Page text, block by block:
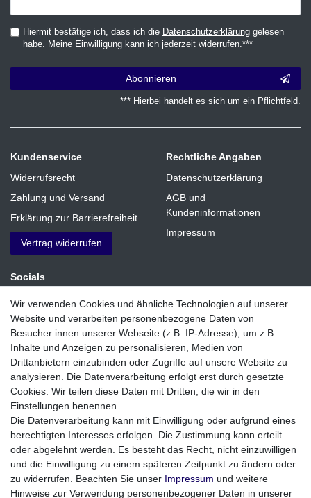
Hiermit bestätige ich, dass ich die Daten­schutz­erklärunggelesen
habe. Meine Einwilligung kann ich jederzeit widerrufen.***
Abonnieren
*** Hierbei handelt es sich um ein Pflichtfeld.
Kundenservice
Widerrufsrecht
Zahlung und Versand
Erklärung zur Barrierefreiheit
Vertrag widerrufen
Rechtliche Angaben
Datenschutzerklärung
AGB und
Kundeninformationen
Impressum
Socials
Facebook
Instagram
Zahlungsmethoden
Wir verwenden Cookies und ähnliche Technologien auf unserer
Website und verarbeiten personenbezogene Daten von
Besucher:innen unserer Webseite (z.B. IP-Adresse), um z.B.
Inhalte und Anzeigen zu personalisieren, Medien von
Drittanbietern einzubinden oder Zugriffe auf unsere Website zu
analysieren. Die Datenverarbeitung erfolgt erst durch gesetzte
Cookies. Wir teilen diese Daten mit Dritten, die wir in den
Einstellungen benennen.
Die Datenverarbeitung kann mit Einwilligung oder aufgrund eines
berechtigten Interesses erfolgen. Die Zustimmung kann erteilt
oder abgelehnt werden. Es besteht das Recht, nicht einzuwilligen
und die Einwilligung zu einem späteren Zeitpunkt zu ändern oder
zu widerrufen. Beachten Sie unser Impressum und weitere
Hinweise zur Verwendung personenbezogener Daten in unserer